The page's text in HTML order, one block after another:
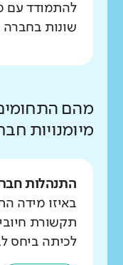
להתמודד עם
שונות בחברה
מהם
מיומנויות
התנהלות
באיזו מידה
תקשורת
לכיתה ביחס